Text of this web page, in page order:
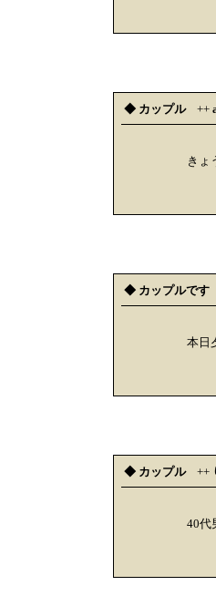
◆ カップル++
きょ
◆ カップルです
本日
◆ カップル++
40代